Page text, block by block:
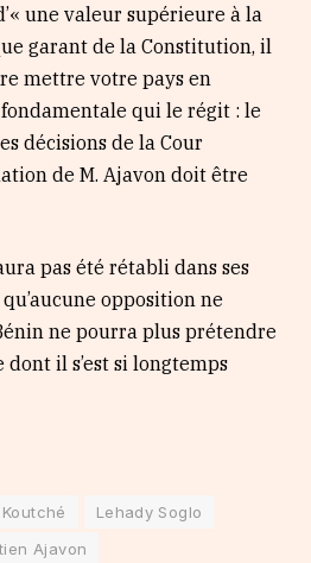
une valeur supérieure à la
garant de la Constitution, il
mettre votre pays en
qui le régit : le
décisions de la Cour
de M. Ajavon doit être
pas été rétabli dans ses
opposition ne
ne pourra plus prétendre
il s’est si longtemps
Koutché
Lehady Soglo
Ajavon